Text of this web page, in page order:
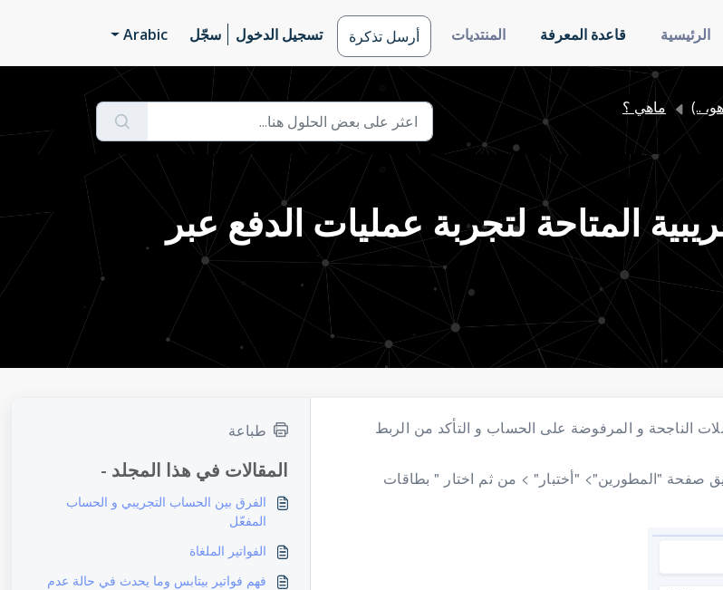
الرئيسية قاعدة المعرفة المنتديات أرسل تذكرة تسجيل الدخول سجّل Arabic
..)
ماهي ؟
المتاحة لتجربة عمليات الدفع عبر
الناجحة و المرفوضة على الحساب و التأكد من الربط
صفحة "المطورين"> "أختبار" > من ثم اختار " بطاقات
طباعة
المقالات في هذا المجلد -
الفرق بين الحساب التجريبي و الحساب
المفعّل
الفواتير الملغاة
فهم فواتير بيتابس وما يحدث في حالة عدم